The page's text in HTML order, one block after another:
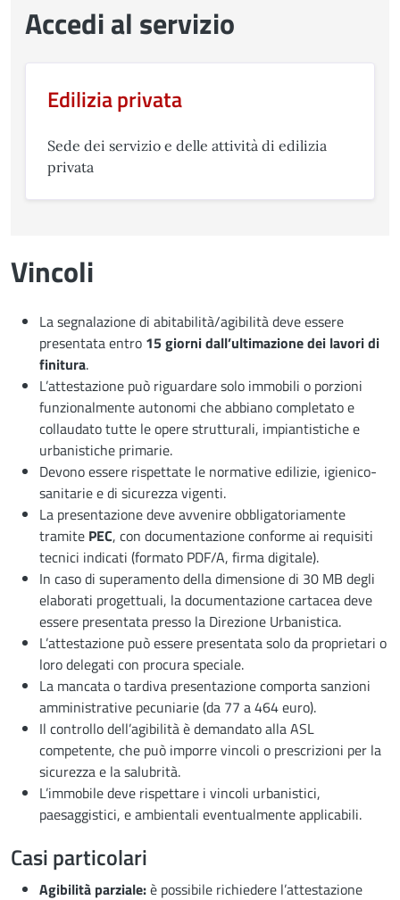
Accedi al servizio
Edilizia privata
Sede dei servizio e delle attività di edilizia
privata
Vincoli
La segnalazione di abitabilità/agibilità deve essere
presentata entro 15 giorni dall’ultimazione dei lavori di
finitura.
L’attestazione può riguardare solo immobili o porzioni
funzionalmente autonomi che abbiano completato e
collaudato tutte le opere strutturali, impiantistiche e
urbanistiche primarie.
Devono essere rispettate le normative edilizie, igienico-
sanitarie e di sicurezza vigenti.
La presentazione deve avvenire obbligatoriamente
tramite PEC, con documentazione conforme ai requisiti
tecnici indicati (formato PDF/A, firma digitale).
In caso di superamento della dimensione di 30 MB degli
elaborati progettuali, la documentazione cartacea deve
essere presentata presso la Direzione Urbanistica.
L’attestazione può essere presentata solo da proprietari o
loro delegati con procura speciale.
La mancata o tardiva presentazione comporta sanzioni
amministrative pecuniarie (da 77 a 464 euro).
Il controllo dell’agibilità è demandato alla ASL
competente, che può imporre vincoli o prescrizioni per la
sicurezza e la salubrità.
L’immobile deve rispettare i vincoli urbanistici,
paesaggistici, e ambientali eventualmente applicabili.
Casi particolari
Agibilità parziale:è possibile richiedere l’attestazione